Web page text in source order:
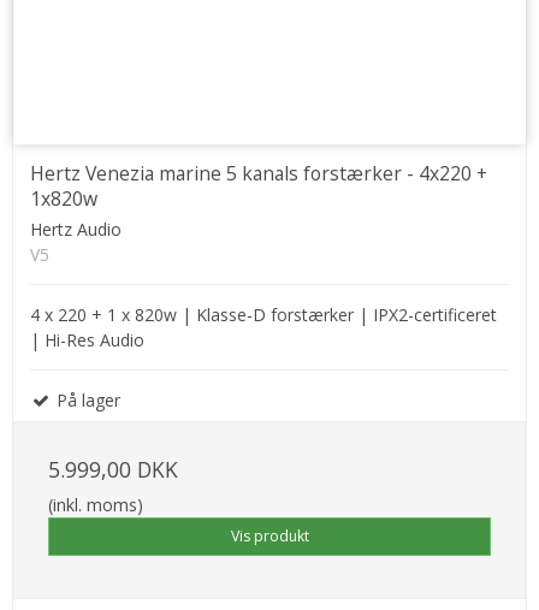
Hertz Venezia marine 5 kanals forstærker - 4x220 +
1x820w
Hertz Audio
V5
4 x 220 + 1 x 820w | Klasse-D forstærker | IPX2-certificeret
| Hi-Res Audio
På lager
5.999,00 DKK
(inkl. moms)
Vis produkt